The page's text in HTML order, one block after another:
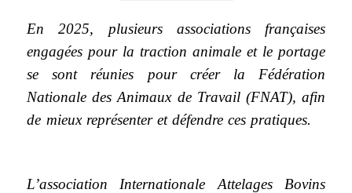
En 2025, plusieurs associations françaises
engagées pour la traction animale et le portage
se sont réunies pour créer la Fédération
Nationale des Animaux de Travail (FNAT), afin
de mieux représenter et défendre ces pratiques.
L’association Internationale Attelages Bovins